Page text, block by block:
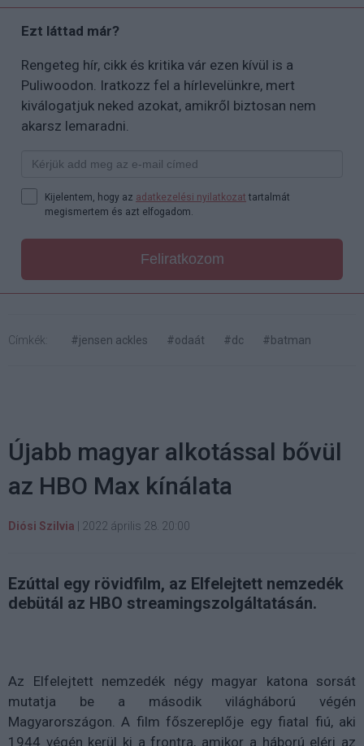
Ezt láttad már?
Rengeteg hír, cikk és kritika vár ezen kívül is a
Puliwoodon. Iratkozz fel a hírlevelünkre, mert
kiválogatjuk neked azokat, amikről biztosan nem
akarsz lemaradni.
Kijelentem, hogy az adatkezelési nyilatkozat tartalmát
megismertem és azt elfogadom.
Feliratkozom
Címkék: #jensen ackles #odaát #dc #batman
Újabb magyar alkotással bővül
az HBO Max kínálata
Diósi Szilvia 2022 április 28. 20:00
Ezúttal egy rövidfilm, az Elfelejtett nemzedék
debütál az HBO streamingszolgáltatásán.
Az Elfelejtett nemzedék négy magyar katona sorsát
mutatja be a második világháború végén
Magyarországon. A film főszereplője egy fiatal fiú, aki
1944 végén kerül ki a frontra, amikor a háború eléri az